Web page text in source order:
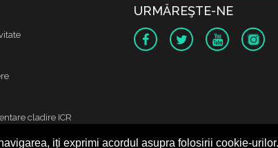
iți exprimi acordul asupra folosirii cookie-urilor.
cladire ICR
URMĂREŞTE-NE